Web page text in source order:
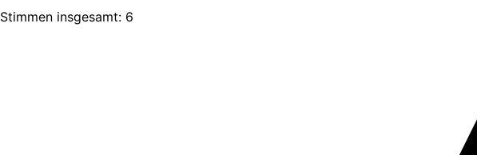
Stimmen insgesamt: 6